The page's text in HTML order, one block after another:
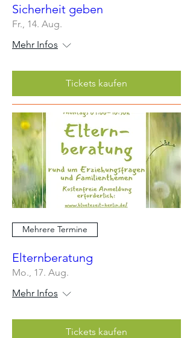
Sicherheit geben
Fr., 14. Aug.
Mehr Infos
Tickets kaufen
Mehrere Termine
Elternberatung
Mo., 17. Aug.
Mehr Infos
Tickets kaufen